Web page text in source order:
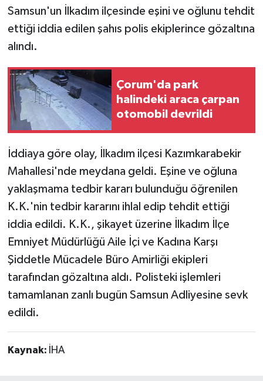
Samsun'un İlkadım ilçesinde eşini ve oğlunu tehdit
ettiği iddia edilen şahıs polis ekiplerince gözaltına
alındı.
Çorum'da park
halindeki araca çarpan
otomobil devrildi
İddiaya göre olay, İlkadım ilçesi Kazımkarabekir
Mahallesi'nde meydana geldi. Eşine ve oğluna
yaklaşmama tedbir kararı bulunduğu öğrenilen
K.K.'nin tedbir kararını ihlal edip tehdit ettiği
iddia edildi. K.K., şikayet üzerine İlkadım İlçe
Emniyet Müdürlüğü Aile İçi ve Kadına Karşı
Şiddetle Mücadele Büro Amirliği ekipleri
tarafından gözaltına aldı. Polisteki işlemleri
tamamlanan zanlı bugün Samsun Adliyesine sevk
edildi.
Kaynak: İHA